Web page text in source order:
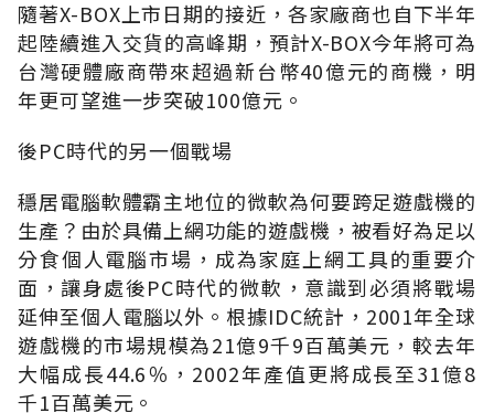
隨著X-BOX上市日期的接近，各家廠商也自下半年
起陸續進入交貨的高峰期，預計X-BOX今年將可為
台灣硬體廠商帶來超過新台幣40億元的商機，明
年更可望進一步突破100億元。
後PC時代的另一個戰場
穩居電腦軟體霸主地位的微軟為何要跨足遊戲機的
生產？由於具備上網功能的遊戲機，被看好為足以
分食個人電腦市場，成為家庭上網工具的重要介
面，讓身處後PC時代的微軟，意識到必須將戰場
延伸至個人電腦以外。根據IDC統計，2001年全球
遊戲機的市場規模為21億9千9百萬美元，較去年
大幅成長44.6％，2002年產值更將成長至31億8
千1百萬美元。